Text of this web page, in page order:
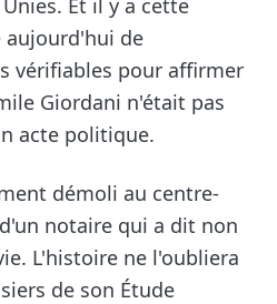
aujourd'hui de
vérifiables pour affirmer
Giordani n'était pas
acte politique.
démoli au centre-
notaire qui a dit non
L'histoire ne l'oubliera
de son Étude